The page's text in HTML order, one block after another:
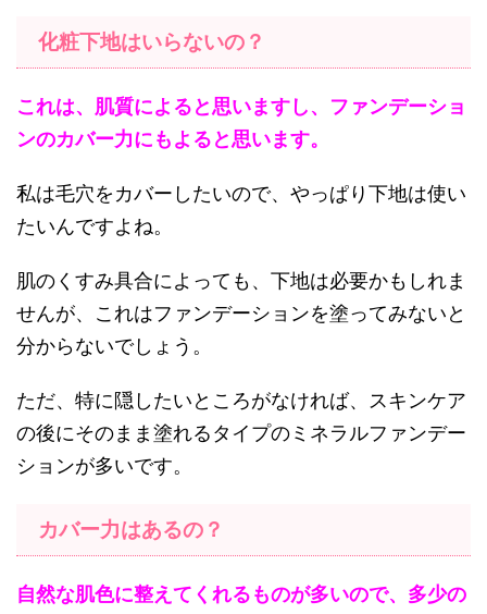
化粧下地はいらないの？
これは、肌質によると思いますし、ファンデーショ
ンのカバー力にもよると思います。
私は毛穴をカバーしたいので、やっぱり下地は使い
たいんですよね。
肌のくすみ具合によっても、下地は必要かもしれま
せんが、これはファンデーションを塗ってみないと
分からないでしょう。
ただ、特に隠したいところがなければ、スキンケア
の後にそのまま塗れるタイプのミネラルファンデー
ションが多いです。
カバー力はあるの？
自然な肌色に整えてくれるものが多いので、多少の